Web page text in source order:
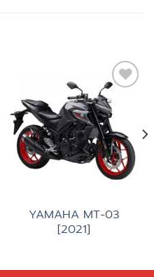
Add to
wishlist
YAMAHA MT-03
[2021]